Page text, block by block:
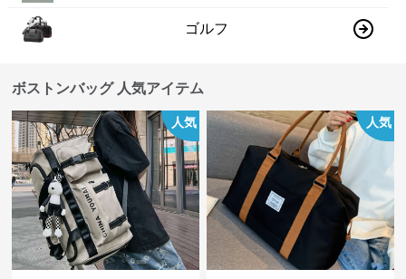
ゴルフ
ボストンバッグ 人気アイテム
人気 人気